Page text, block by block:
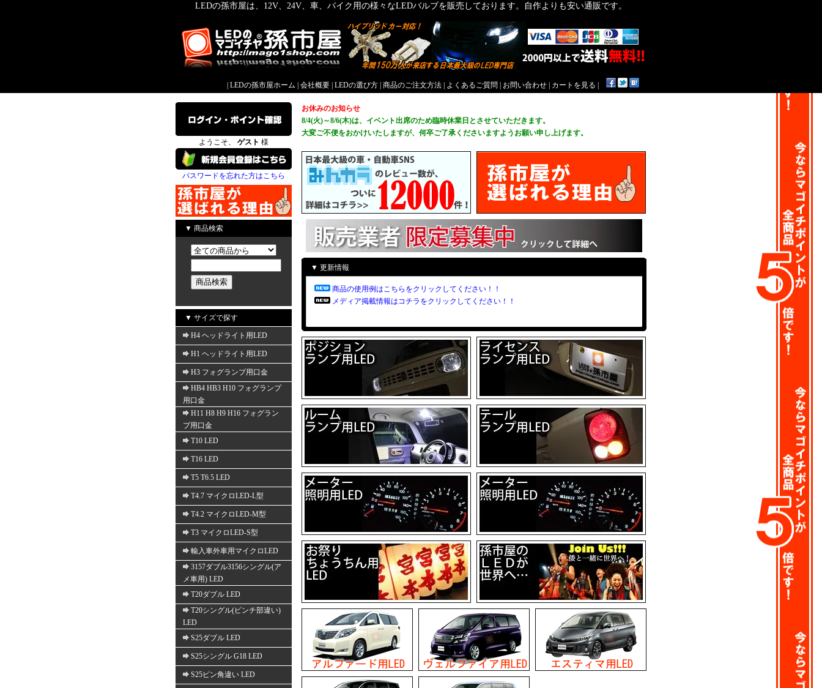
LEDの孫市屋は、12V、24V、車、バイク用の様々なLEDバルブを販売しております。自作よりも安い通販です。
LEDの孫市屋ホーム 会社概要 LEDの選び方 商品のご注文方法 よくあるご質問 お問い合わせ カートを見る
ようこそ、 ゲスト 様
パスワードを忘れた方はこちら
▼ 商品検索
▼ サイズで探す
H4 ヘッドライト用LED
H1 ヘッドライト用LED
H3 フォグランプ用口金
HB4 HB3 H10 フォグランプ
用口金
H11 H8 H9 H16 フォグラン
プ用口金
T10 LED
T16 LED
T5 T6.5 LED
T4.7 マイクロLED-L型
T4.2 マイクロLED-M型
T3 マイクロLED-S型
輸入車外車用マイクロLED
3157ダブル3156シングル(ア
メ車用) LED
T20ダブル LED
T20シングル(ピンチ部違い)
LED
S25ダブル LED
S25シングル G18 LED
S25ピン角違い LED
お休みのお知らせ
8/4(火)～8/6(木)は、イベント出席のため臨時休業日とさせていただきます。
大変ご不便をおかけいたしますが、何卒ご了承くださいますようお願い申し上げます。
▼ 更新情報
商品の使用例はこちらをクリックしてください！！
メディア掲載情報はコチラをクリックしてください！！